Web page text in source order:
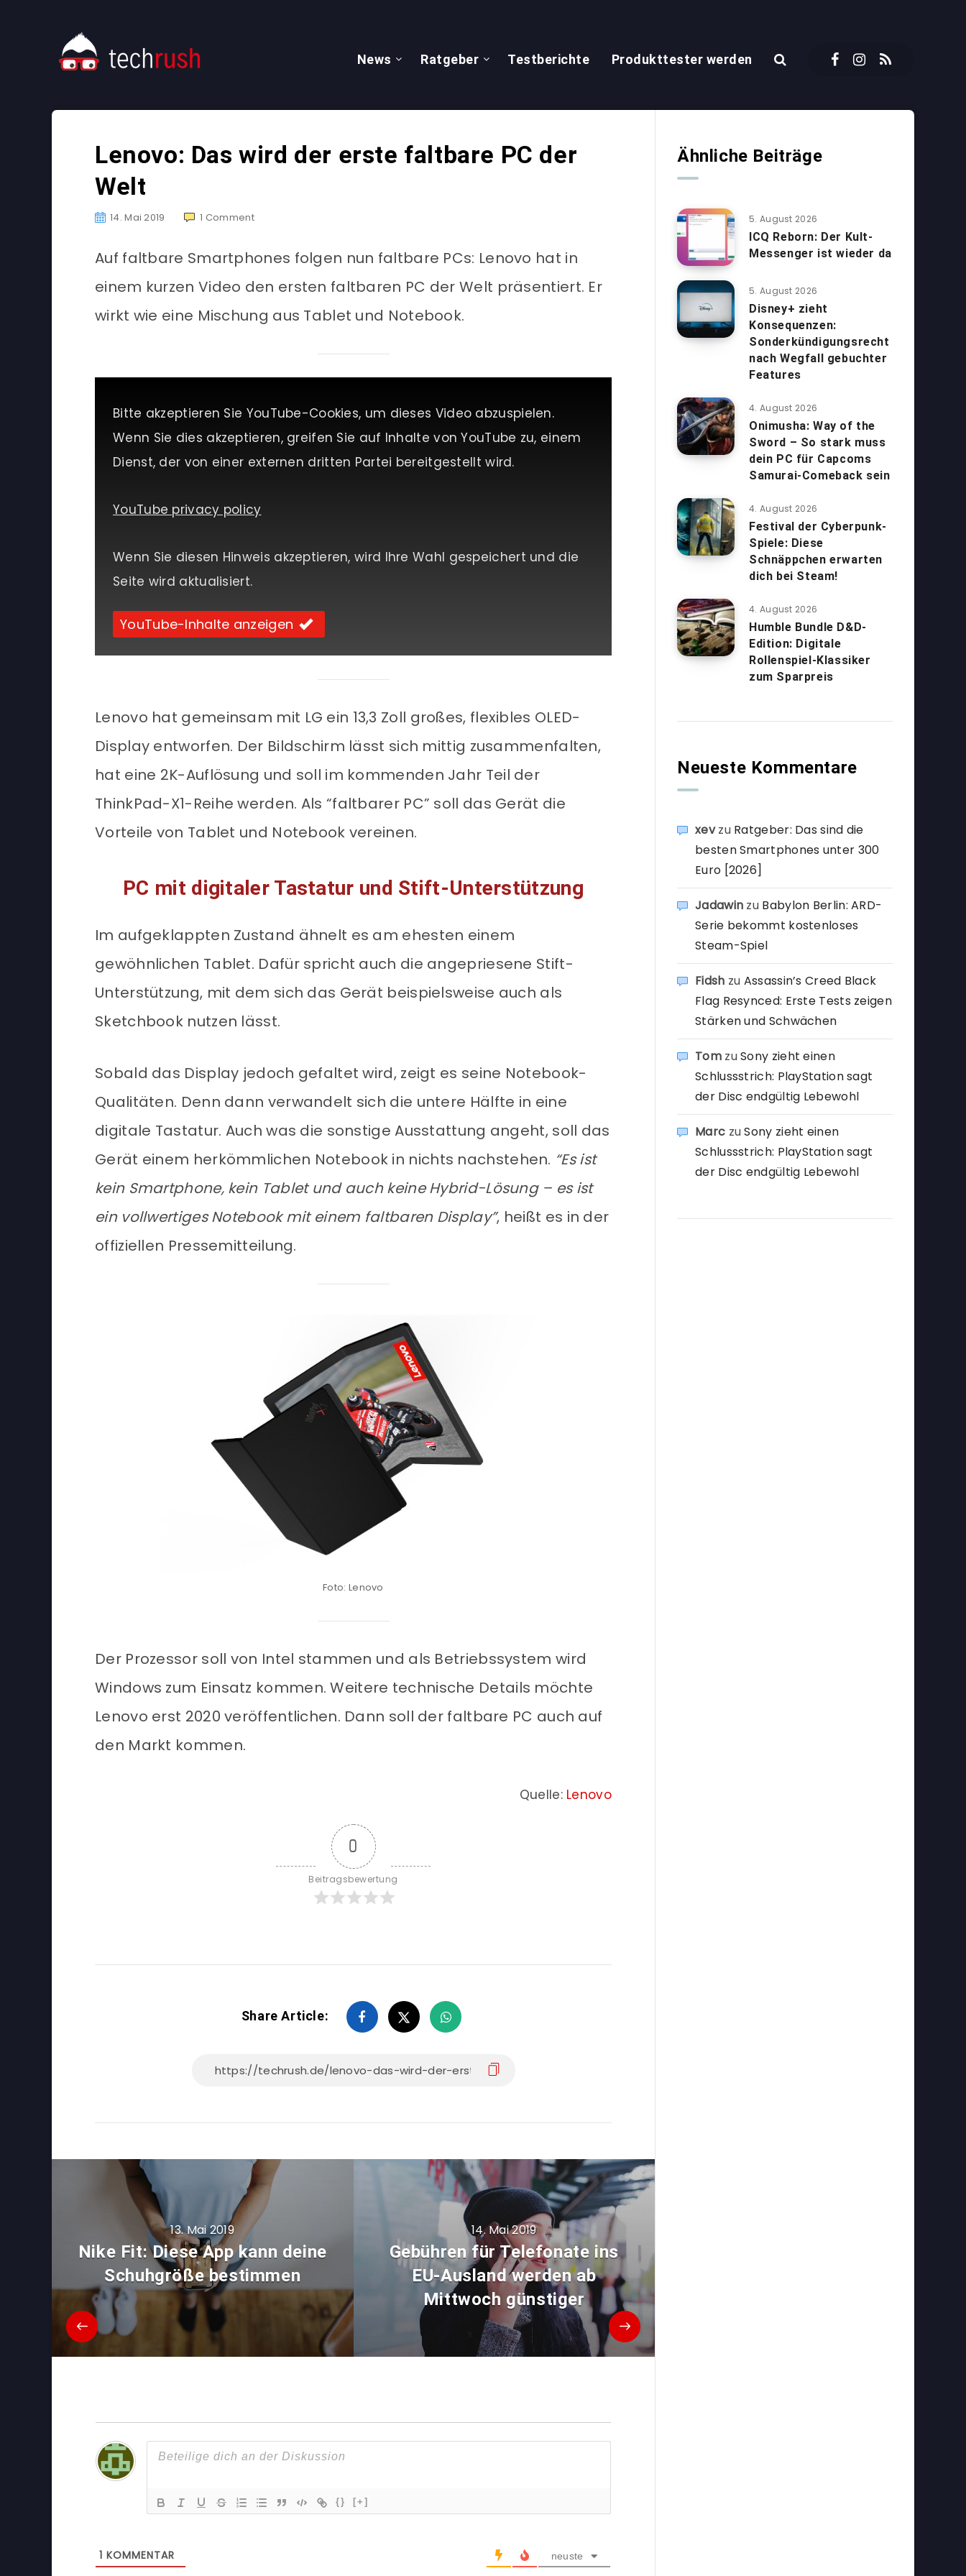
News Ratgeber Testberichte Produkttester werden
Lenovo: Das wird der erste faltbare PC der
Welt
14. Mai 2019 1 Comment
Auf faltbare Smartphones folgen nun faltbare PCs: Lenovo hat in
einem kurzen Video den ersten faltbaren PC der Welt präsentiert. Er
wirkt wie eine Mischung aus Tablet und Notebook.
Bitte akzeptieren Sie YouTube-Cookies, um dieses Video abzuspielen.
Wenn Sie dies akzeptieren, greifen Sie auf Inhalte von YouTube zu, einem
Dienst, der von einer externen dritten Partei bereitgestellt wird.
YouTube privacy policy
Wenn Sie diesen Hinweis akzeptieren, wird Ihre Wahl gespeichert und die
Seite wird aktualisiert.
YouTube-Inhalte anzeigen
Lenovo hat gemeinsam mit LG ein 13,3 Zoll großes, flexibles OLED-
Display entworfen. Der Bildschirm lässt sich mittig zusammenfalten,
hat eine 2K-Auflösung und soll im kommenden Jahr Teil der
ThinkPad-X1-Reihe werden. Als “faltbarer PC” soll das Gerät die
Vorteile von Tablet und Notebook vereinen.
PC mit digitaler Tastatur und Stift-Unterstützung
Im aufgeklappten Zustand ähnelt es am ehesten einem
gewöhnlichen Tablet. Dafür spricht auch die angepriesene Stift-
Unterstützung, mit dem sich das Gerät beispielsweise auch als
Sketchbook nutzen lässt.
Sobald das Display jedoch gefaltet wird, zeigt es seine Notebook-
Qualitäten. Denn dann verwandelt sich die untere Hälfte in eine
digitale Tastatur. Auch was die sonstige Ausstattung angeht, soll das
Gerät einem herkömmlichen Notebook in nichts nachstehen. “Es ist
kein Smartphone, kein Tablet und auch keine Hybrid-Lösung – es ist
ein vollwertiges Notebook mit einem faltbaren Display”, heißt es in der
offiziellen Pressemitteilung.
Foto: Lenovo
Der Prozessor soll von Intel stammen und als Betriebssystem wird
Windows zum Einsatz kommen. Weitere technische Details möchte
Lenovo erst 2020 veröffentlichen. Dann soll der faltbare PC auch auf
den Markt kommen.
Quelle: Lenovo
0
Beitragsbewertung
Share Article:
13. Mai 2019
Nike Fit: Diese App kann deine
Schuhgröße bestimmen
14. Mai 2019
Gebühren für Telefonate ins
EU-Ausland werden ab
Mittwoch günstiger
{} [+]
1 KOMMENTAR neuste
Ähnliche Beiträge
5. August 2026
ICQ Reborn: Der Kult-
Messenger ist wieder da
5. August 2026
Disney+ zieht
Konsequenzen:
Sonderkündigungsrecht
nach Wegfall gebuchter
Features
4. August 2026
Onimusha: Way of the
Sword – So stark muss
dein PC für Capcoms
Samurai-Comeback sein
4. August 2026
Festival der Cyberpunk-
Spiele: Diese
Schnäppchen erwarten
dich bei Steam!
4. August 2026
Humble Bundle D&D-
Edition: Digitale
Rollenspiel-Klassiker
zum Sparpreis
Neueste Kommentare
xevzu Ratgeber: Das sind die
besten Smartphones unter 300
Euro [2026]
Jadawin zu Babylon Berlin: ARD-
Serie bekommt kostenloses
Steam-Spiel
Fidsh zu Assassin’s Creed Black
Flag Resynced: Erste Tests zeigen
Stärken und Schwächen
TomzuSony zieht einen
Schlussstrich: PlayStation sagt
der Disc endgültig Lebewohl
Marc zuSony zieht einen
Schlussstrich: PlayStation sagt
der Disc endgültig Lebewohl